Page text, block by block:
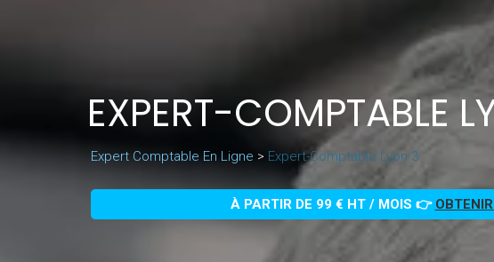
EXPERT-COMPTABLE
Expert Comptable En Ligne > Expert-Comptable Lyon 3
À PARTIR DE 99 € HT / MOIS 👉